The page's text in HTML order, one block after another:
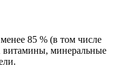
85 % (в том числе
витамины, минеральные